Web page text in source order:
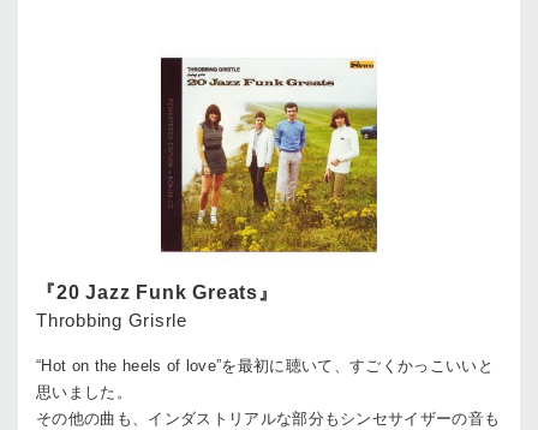
『20 Jazz Funk Greats』
Throbbing Grisrle
“Hot on the heels of love”を最初に聴いて、すごくかっこいいと
思いました。
その他の曲も、インダストリアルな部分もシンセサイザーの音も